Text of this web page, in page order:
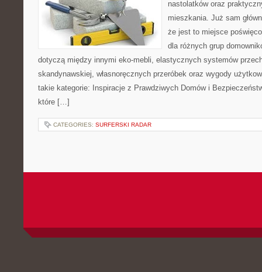
nastolatków oraz
mieszkania. Już sam
że jest to miejsce
dla różnych grup
dotyczą między innymi eko-mebli, elastycznych systemów
skandynawskiej, własnoręcznych przeróbek oraz wygody
takie kategorie: Inspiracje z Prawdziwych Domów i
które […]
CATEGORIES: SURFERSKI RADAR